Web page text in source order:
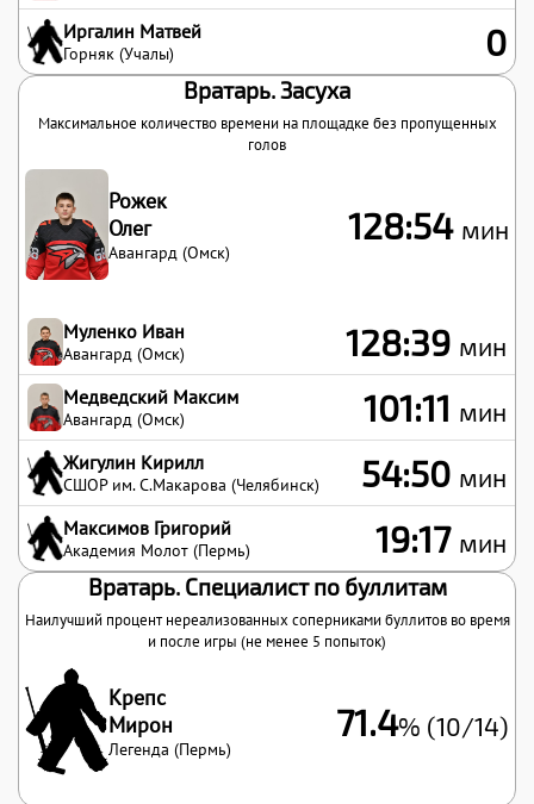
Иргалин Матвей
Горняк (Учалы) 0
Вратарь. Засуха
Максимальное количество времени на площадке без пропущенных
голов
Рожек
Олег
Авангард (Омск)
128:54 мин
Муленко Иван
Авангард (Омск) 128:39 мин
Медведский Максим
Авангард (Омск) 101:11 мин
Жигулин Кирилл
СШОР им. С.Макарова (Челябинск) 54:50 мин
Максимов Григорий
Академия Молот (Пермь) 19:17 мин
Вратарь. Специалист по буллитам
Наилучший процент нереализованных соперниками буллитов во время
и после игры (не менее 5 попыток)
Крепс
Мирон
Легенда (Пермь)
71.4% (10/14)